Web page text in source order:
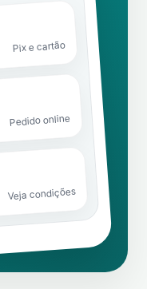
Pix e cartão
Pedido online
Veja condições